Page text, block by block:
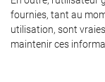
fournies, tant au
utilisation, sont
maintenir ces